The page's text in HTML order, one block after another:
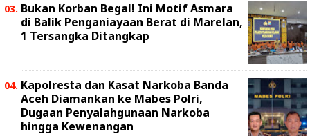
Bukan Korban Begal! Ini Motif Asmara
di Balik Penganiayaan Berat di Marelan,
1 Tersangka Ditangkap
Kapolresta dan Kasat Narkoba Banda
Aceh Diamankan ke Mabes Polri,
Dugaan Penyalahgunaan Narkoba
hingga Kewenangan